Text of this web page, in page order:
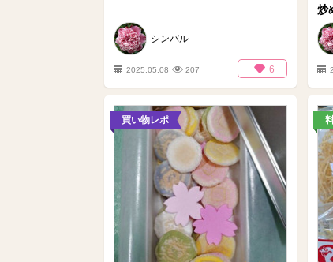
シンバル
2025.05.08 207 6
炒
買い物レポ